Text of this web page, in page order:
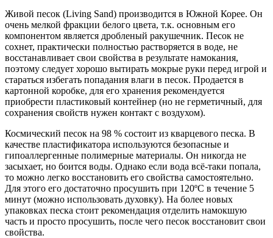
Живой песок (Living Sand) производится в Южной Корее. Он
очень мелкой фракции белого цвета, т.к. основным его
компонентом является дробленый ракушечник. Песок не
сохнет, практически полностью растворяется в воде, не
восстанавливает свои свойства в результате намокания,
поэтому следует хорошо вытирать мокрые руки перед игрой и
стараться избегать попадания влаги в песок. Продается в
картонной коробке, для его хранения рекомендуется
приобрести пластиковый контейнер (но не герметичный, для
сохранения свойств нужен контакт с воздухом).
Космический песок на 98 % состоит из кварцевого песка. В
качестве пластификатора используются безопасные и
гипоаллергенные полимерные материалы. Он никогда не
засыхает, но боится воды. Однако если вода всё-таки попала,
то можно легко восстановить его свойства самостоятельно.
Для этого его достаточно просушить при 120ºС в течение 5
минут (можно использовать духовку). На более новых
упаковках песка стоит рекомендация отделить намокшую
часть и просто просушить, после чего песок восстановит свои
свойства.